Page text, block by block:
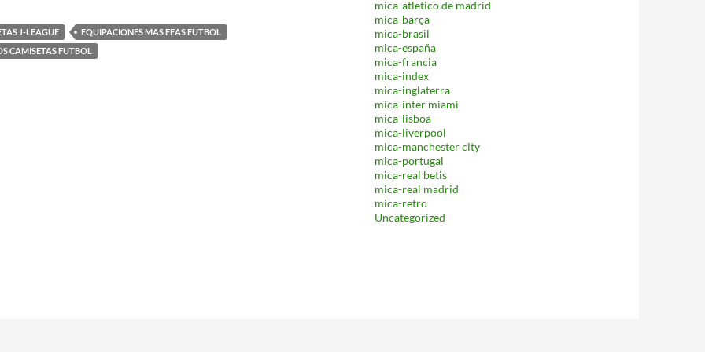
J-LEAGUE
EQUIPACIONES MAS FEAS FUTBOL
CAMISETAS FUTBOL
mica-atletico de madrid
mica-barça
mica-brasil
mica-españa
mica-francia
mica-index
mica-inglaterra
mica-inter miami
mica-lisboa
mica-liverpool
mica-manchester city
mica-portugal
mica-real betis
mica-real madrid
mica-retro
Uncategorized